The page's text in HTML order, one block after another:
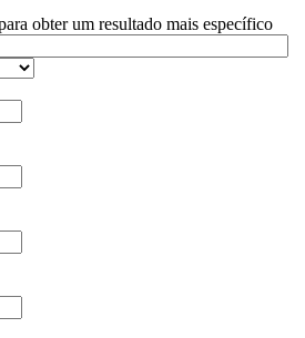
obter um resultado mais específico